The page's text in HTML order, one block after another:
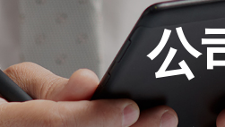
其他問題
GCC 聯
公